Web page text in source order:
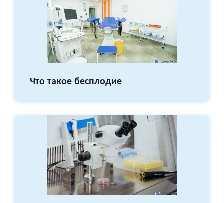
Что такое бесплодие